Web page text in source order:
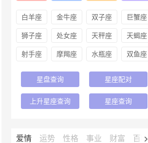
白羊座 金牛座 双子座 巨蟹座
狮子座 处女座 天秤座 天蝎座
射手座 摩羯座 水瓶座 双鱼座
星盘查询 星座配对
上升星座查询 星座查询
爱情 运势 性格 事业 财富 百科